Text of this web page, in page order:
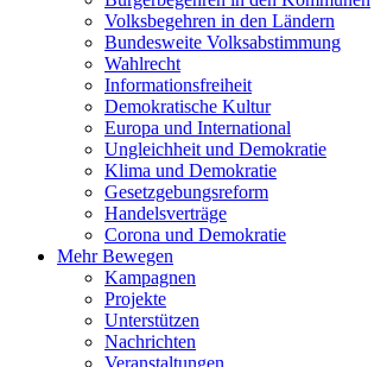
Volksbegehren in den Ländern
Bundesweite Volksabstimmung
Wahlrecht
Informationsfreiheit
Demokratische Kultur
Europa und International
Ungleichheit und Demokratie
Klima und Demokratie
Gesetzgebungsreform
Handelsverträge
Corona und Demokratie
Mehr Bewegen
Kampagnen
Projekte
Unterstützen
Nachrichten
Veranstaltungen